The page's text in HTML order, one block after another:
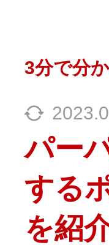
3分で分
パー
する
を紹